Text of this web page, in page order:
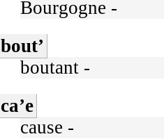
Bourgogne -
bout’
boutant -
ca’e
cause -